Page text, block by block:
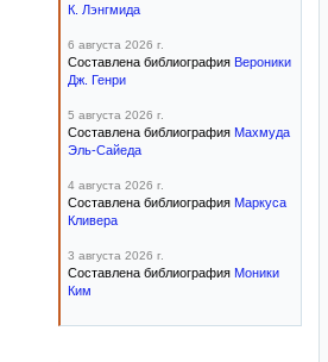
К. Лэнгмида
6 августа 2026 г.
Составлена библиография Вероники
Дж. Генри
5 августа 2026 г.
Составлена библиография Махмуда
Эль-Сайеда
4 августа 2026 г.
Составлена библиография Маркуса
Кливера
3 августа 2026 г.
Составлена библиография Моники
Ким